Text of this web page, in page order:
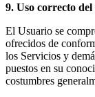
9. Uso correcto
El Usuario se
ofrecidos de
los Servicios y
puestos en su
costumbres